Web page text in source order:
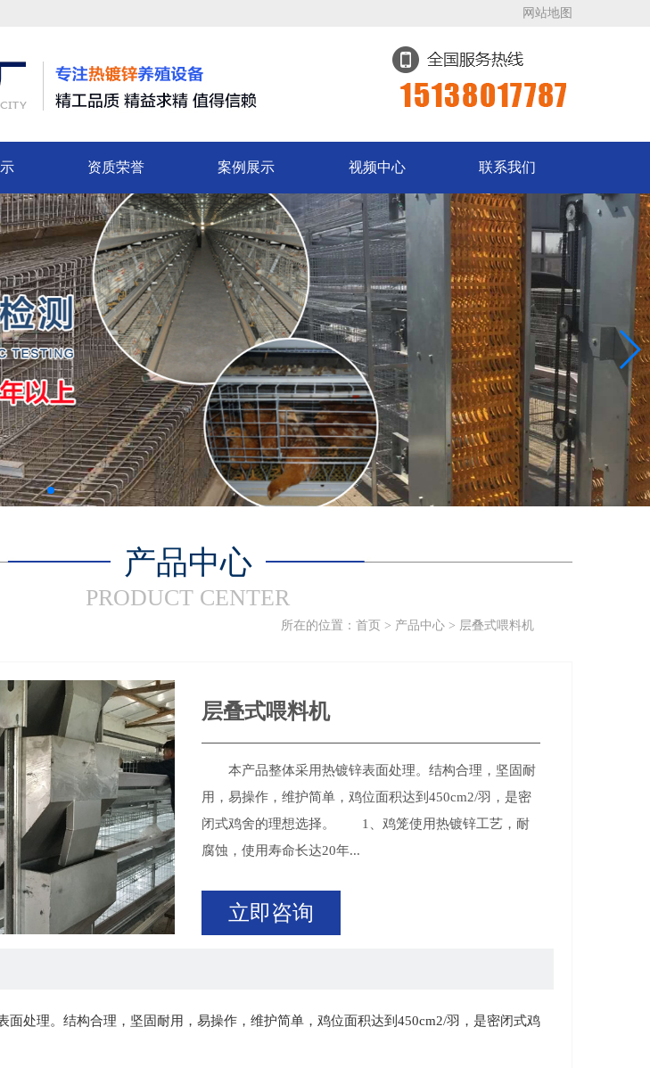
网站地图
资质荣誉 案例展示 视频中心 联系我们
产品中心
PRODUCT CENTER
所在的位置： 首页 > 产品中心> 层叠式喂料机
层叠式喂料机
本产品整体采用热镀锌表面处理。结构合理，坚固耐
用，易操作，维护简单，鸡位面积达到450cm2/羽，是密
闭式鸡舍的理想选择。 1、鸡笼使用热镀锌工艺，耐
腐蚀，使用寿命长达20年...
立即咨询
处理。结构合理，坚固耐用，易操作，维护简单，鸡位面积达到450cm2/羽，是密闭式鸡